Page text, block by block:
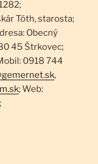
Tóth, starosta;
Obecný
45 Štrkovec;
0918 744
,
; Web:
;